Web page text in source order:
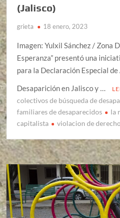
(Jalisco)
grieta 18 enero, 2023
Imagen: Yulxil Sánchez / Zona
Esperanza” presentó una
para la Declaración Especial
Desaparición en Jalisco y …
colectivos de búsqueda de
familiares de desaparecidos
la
capitalista
violacion de